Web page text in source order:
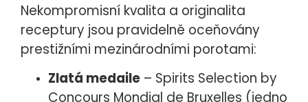
Nekompromisní kvalita a originalita
receptury jsou pravidelně oceňovány
prestižními mezinárodními porotami:
Zlatá medaile – Spirits Selection by
Concours Mondial de Bruxelles (jedno